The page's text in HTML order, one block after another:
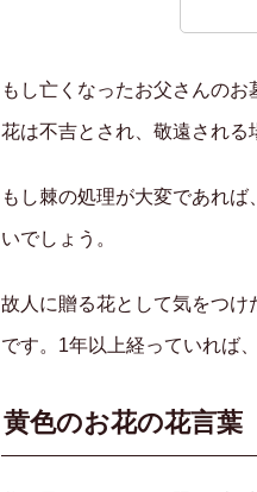
もし亡くなったお父さんの
花は不吉とされ、敬遠される
もし棘の処理が大変であれ
いでしょう。
故人に贈る花として気をつ
です。1年以上経っていれば
黄色のお花の花言葉